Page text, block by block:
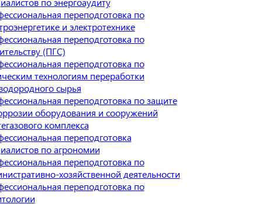
переподготовка по
и электротехнике
переподготовка по
(ПГС)
переподготовка по
технологиям переработки
сырья
переподготовка по защите
оборудования и сооружений
комплекса
переподготовка
по агрономии
переподготовка по
хозяйственной деятельности
переподготовка по